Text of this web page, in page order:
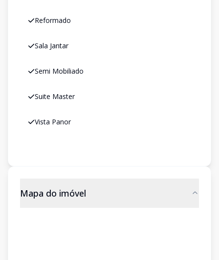
Reformado
Sala Jantar
Semi Mobiliado
Suite Master
Vista Panor
Mapa do imóvel